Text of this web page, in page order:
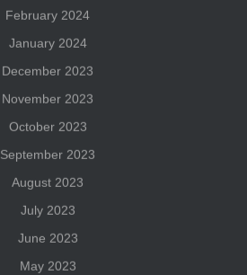
February 2024
January 2024
December 2023
November 2023
October 2023
September 2023
August 2023
July 2023
June 2023
May 2023